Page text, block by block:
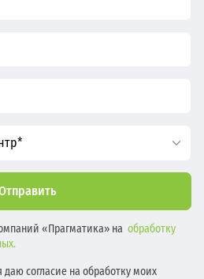
«Прагматика» на обработку
согласие на обработку моих